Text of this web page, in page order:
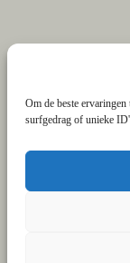
Om de beste
surfgedrag of unieke